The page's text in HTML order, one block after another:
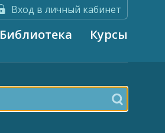
Вход в личный кабинет
Библиотека Курсы